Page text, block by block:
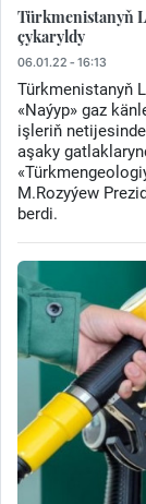
Türkmenistanyň
çykaryldy
06.01.22 - 16:13
Türkmenistanyň
«Naýyp» gaz
işleriň
aşaky
M.Rozyýew
berdi.